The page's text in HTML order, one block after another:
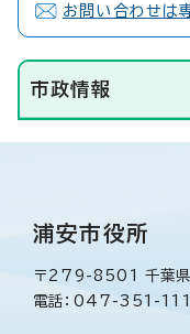
お問い合わせは
市政情報
浦安市役所
〒279-8501 千葉県
電話：047-351-